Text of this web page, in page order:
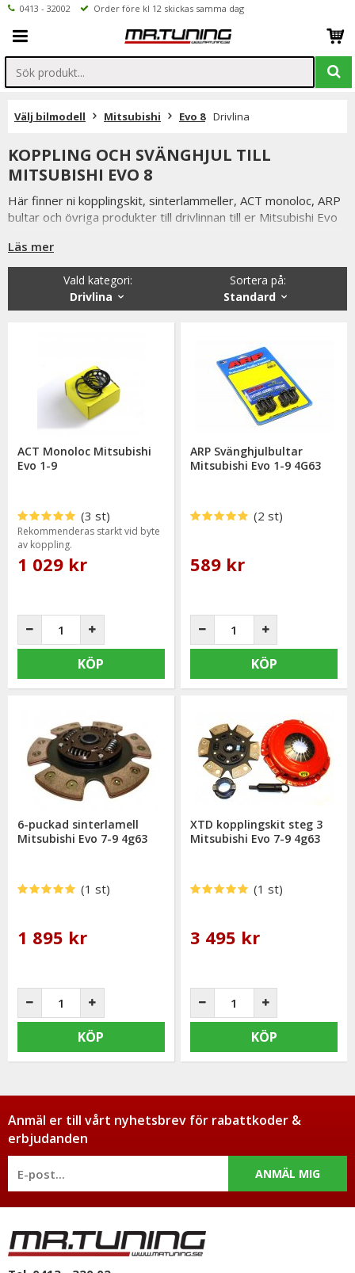
0413 - 32002 Order före kl 12 skickas samma dag
Välj bilmodell Mitsubishi Evo 8 Drivlina
KOPPLING OCH SVÄNGHJUL TILL
MITSUBISHI EVO 8
Här finner ni kopplingskit, sinterlammeller, ACT monoloc, ARP
bultar och övriga produkter till drivlinnan till er Mitsubishi Evo
Läs mer
Sortera på:
Standard
Vald kategori:
Drivlina
ACT Monoloc Mitsubishi
Evo 1-9
(3 st)
Rekommenderas starkt vid byte
av koppling.
1 029 kr
KÖP
ARP Svänghjulbultar
Mitsubishi Evo 1-9 4G63
(2 st)
589 kr
KÖP
6-puckad sinterlamell
Mitsubishi Evo 7-9 4g63
(1 st)
1 895 kr
KÖP
XTD kopplingskit steg 3
Mitsubishi Evo 7-9 4g63
(1 st)
3 495 kr
KÖP
Anmäl er till vårt nyhetsbrev för rabattkoder &
erbjudanden
ANMÄL MIG